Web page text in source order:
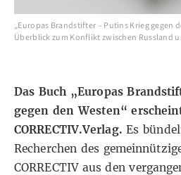
„Europas Brandstifter – Putins Krieg gegen
Überblick zum Konflikt zwischen Russland
Das Buch „Europas
gegen den Westen“
CORRECTIV.Verlag. Es
Recherchen des
CORRECTIV aus den